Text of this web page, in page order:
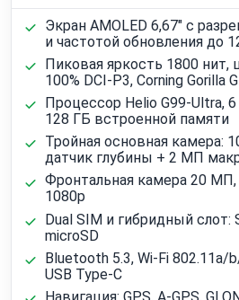
Экран AMOLED 6,67" с
и частотой обновления до
Пиковая яркость 1800 нит,
100% DCI-P3, Corning Gorilla
Процессор Helio G99-Ultra,
128 ГБ встроенной памяти
Тройная основная камера:
датчик глубины + 2 МП
Фронтальная камера 20 МП,
1080p
Dual SIM и гибридный слот:
microSD
Bluetooth 5.3, Wi‑Fi 802.11a/
USB Type-C